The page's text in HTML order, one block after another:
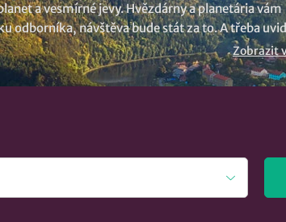
a vesmírné jevy. Hvězdárny a planetária vám
odborníka, návštěva bude stát za to. A třeba
Zobrazit